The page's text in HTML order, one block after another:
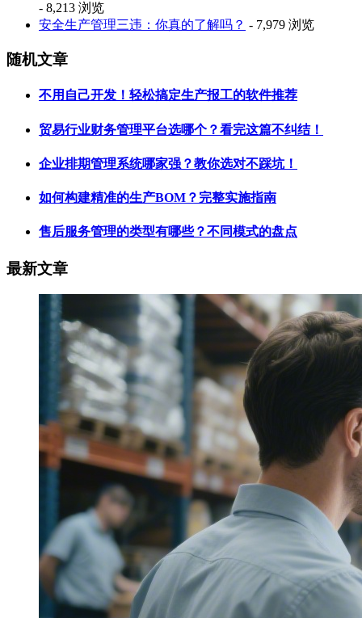
- 8,213 浏览
安全生产管理三违：你真的了解吗？ - 7,979 浏览
随机文章
不用自己开发！轻松搞定生产报工的软件推荐
贸易行业财务管理平台选哪个？看完这篇不纠结！
企业排期管理系统哪家强？教你选对不踩坑！
如何构建精准的生产BOM？完整实施指南
售后服务管理的类型有哪些？不同模式的盘点
最新文章